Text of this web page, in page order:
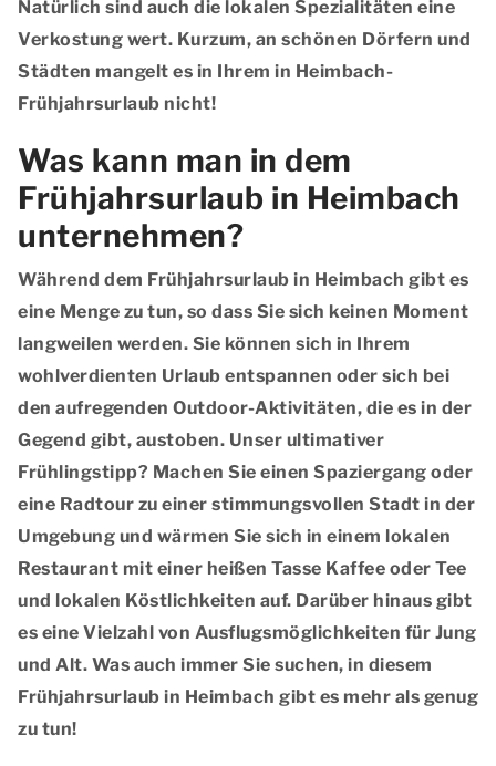
Natürlich sind auch die lokalen Spezialitäten eine
Verkostung wert. Kurzum, an schönen Dörfern und
Städten mangelt es in Ihrem in Heimbach-
Frühjahrsurlaub nicht!
Was kann man in dem
Frühjahrsurlaub in Heimbach
unternehmen?
Während dem Frühjahrsurlaub in Heimbach gibt es
eine Menge zu tun, so dass Sie sich keinen Moment
langweilen werden. Sie können sich in Ihrem
wohlverdienten Urlaub entspannen oder sich bei
den aufregenden Outdoor-Aktivitäten, die es in der
Gegend gibt, austoben. Unser ultimativer
Frühlingstipp? Machen Sie einen Spaziergang oder
eine Radtour zu einer stimmungsvollen Stadt in der
Umgebung und wärmen Sie sich in einem lokalen
Restaurant mit einer heißen Tasse Kaffee oder Tee
und lokalen Köstlichkeiten auf. Darüber hinaus gibt
es eine Vielzahl von Ausflugsmöglichkeiten für Jung
und Alt. Was auch immer Sie suchen, in diesem
Frühjahrsurlaub in Heimbach gibt es mehr als genug
zu tun!